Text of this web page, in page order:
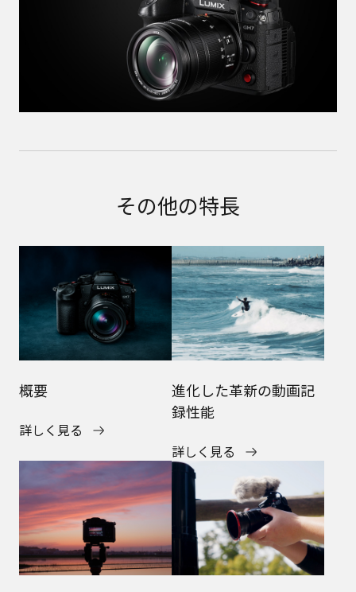
その他の特長
概要
詳しく見る
進化した革新の動画記
録性能
詳しく見る